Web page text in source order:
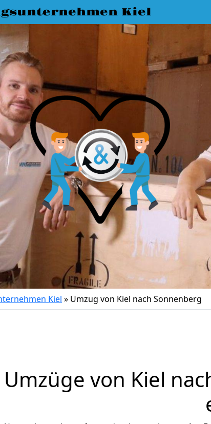
Kiel
Kiel » Umzug von Kiel nach Sonnenberg
Umzüge von Kiel